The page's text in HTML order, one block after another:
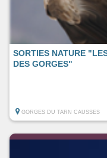
SORTIES NATURE
DES GORGES"
GORGES DU TARN CAUSSES